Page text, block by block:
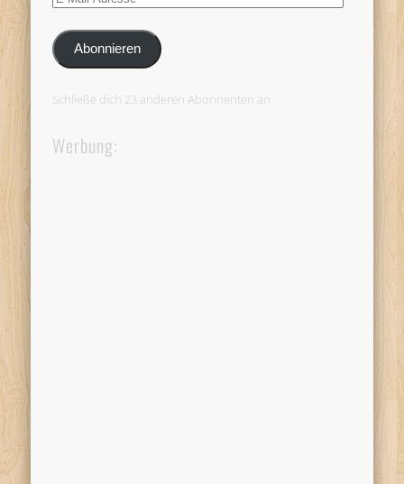
Adresse
Abonnieren
Schließe dich 23 anderen Abonnenten an
Werbung: